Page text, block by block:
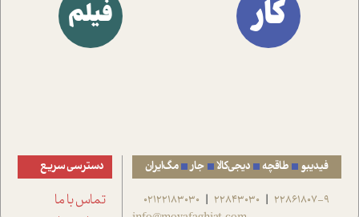
کار فیلم
فیدیبو طاقچه دیجی‌کالا جار مگ‌ایران
22861807-9
|
22843030
|
02122183030
دسترسی سریع
تماس با ما